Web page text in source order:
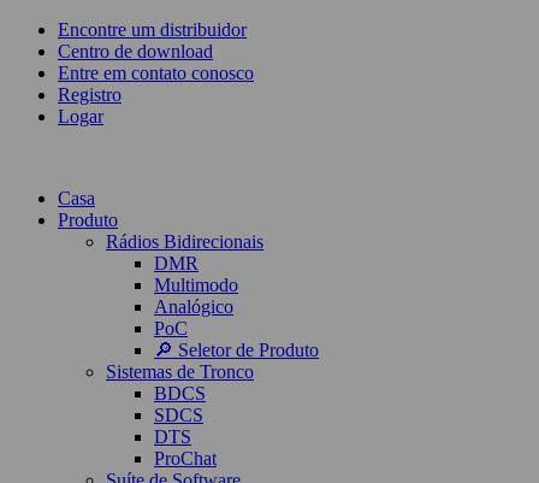
Encontre um distribuidor
Centro de download
Entre em contato conosco
Registro
Logar
Casa
Produto
Rádios Bidirecionais
DMR
Multimodo
Analógico
PoC
🔎 Seletor de Produto
Sistemas de Tronco
BDCS
SDCS
DTS
ProChat